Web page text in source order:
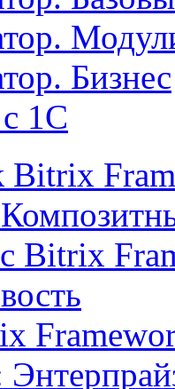
Бизнес
1С
Bitrix
Bitrix